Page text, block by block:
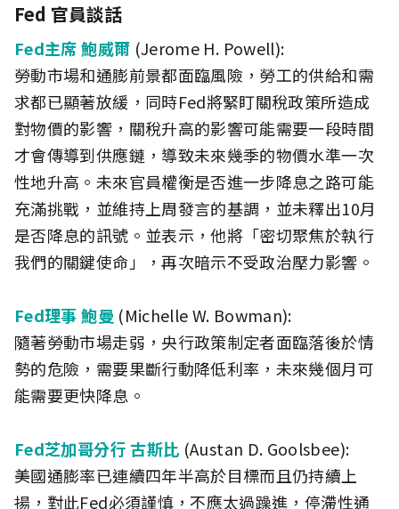
Fed 官員談話
Fed主席 鮑威爾 (Jerome H. Powell):
勞動市場和通膨前景都面臨風險，勞工的供給和需
求都已顯著放緩，同時Fed將緊盯關稅政策所造成
對物價的影響，關稅升高的影響可能需要一段時間
才會傳導到供應鏈，導致未來幾季的物價水準一次
性地升高。未來官員權衡是否進一步降息之路可能
充滿挑戰，並維持上周發言的基調，並未釋出10月
是否降息的訊號。並表示，他將「密切聚焦於執行
我們的關鍵使命」，再次暗示不受政治壓力影響。
Fed理事 鮑曼(Michelle W. Bowman):
隨著勞動市場走弱，央行政策制定者面臨落後於情
勢的危險，需要果斷行動降低利率，未來幾個月可
能需要更快降息。
Fed芝加哥分行古斯比 (Austan D. Goolsbee):
美國通膨率已連續四年半高於目標而且仍持續上
揚，對此Fed必須謹慎，不應太過躁進，停滯性通